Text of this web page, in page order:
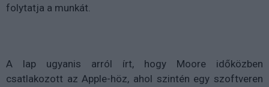
folytatja a munkát.
A lap ugyanis arról írt, hogy Moore időközben
csatlakozott az Apple-höz, ahol szintén egy szoftveren